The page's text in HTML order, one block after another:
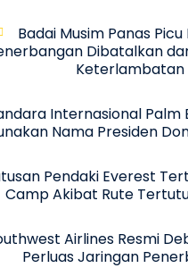
Badai Musim Panas
Dibatalkan
Keterlambatan
Internasional Palm
Nama Presiden
Pendaki Everest
Camp Akibat Rute
Airlines Resmi
Perluas Jaringan